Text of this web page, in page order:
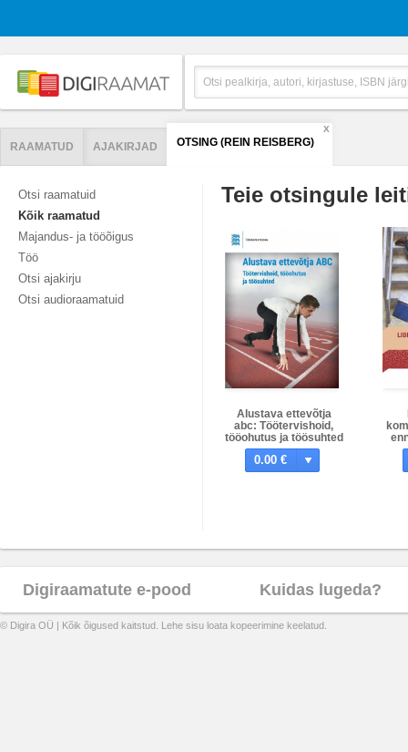
RAAMATUD AJAKIRJAD OTSING (REIN REISBERG)
X
Otsi raamatuid
Kõik raamatud
Majandus- ja tööõigus
Töö
Otsi ajakirju
Otsi audioraamatuid
Teie otsingule
Alustava ettevõtja
abc: Töötervishoid,
tööohutus ja töösuhted
0.00 €
Digiraamatute e-pood Kuidas lugeda?
© Digira OÜ | Kõik õigused kaitstud. Lehe sisu loata kopeerimine keelatud.